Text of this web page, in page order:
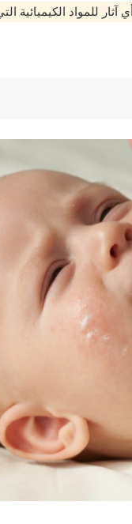
للمواد الكيميائية